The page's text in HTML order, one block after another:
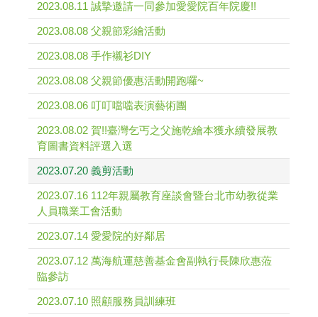
2023.08.11 誠摯邀請一同參加愛愛院百年院慶!!
2023.08.08 父親節彩繪活動
2023.08.08 手作襯衫DIY
2023.08.08 父親節優惠活動開跑囉~
2023.08.06 叮叮噹噹表演藝術團
2023.08.02 賀!!臺灣乞丐之父施乾繪本獲永續發展教
育圖書資料評選入選
2023.07.20 義剪活動
2023.07.16 112年親屬教育座談會暨台北市幼教從業
人員職業工會活動
2023.07.14 愛愛院的好鄰居
2023.07.12 萬海航運慈善基金會副執行長陳欣惠蒞
臨參訪
2023.07.10 照顧服務員訓練班